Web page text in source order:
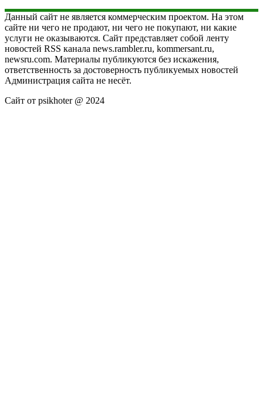
Данный сайт не является коммерческим проектом. На этом
сайте ни чего не продают, ни чего не покупают, ни какие
услуги не оказываются. Сайт представляет собой ленту
новостей RSS канала news.rambler.ru, kommersant.ru,
newsru.com. Материалы публикуются без искажения,
ответственность за достоверность публикуемых новостей
Администрация сайта не несёт.
Сайт от psikhoter @ 2024